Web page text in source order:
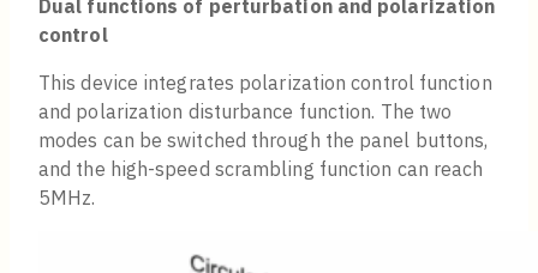
Dual functions of perturbation and polarization
control
This device integrates polarization control function
and polarization disturbance function. The two
modes can be switched through the panel buttons,
and the high-speed scrambling function can reach
5MHz.